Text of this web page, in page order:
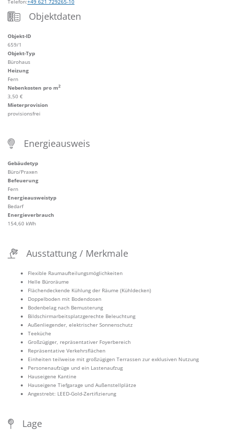
Telefon:+49 621 729265-10
Objektdaten
Objekt-ID
659/1
Objekt-Typ
Bürohaus
Heizung
Fern
Nebenkosten pro m2
3,50 €
Mieterprovision
provisionsfrei
Energieausweis
Gebäudetyp
Büro/Praxen
Befeuerung
Fern
Energieausweistyp
Bedarf
Energieverbrauch
154,60 kWh
Ausstattung / Merkmale
Flexible Raumaufteilungsmöglichkeiten
Helle Büroräume
Flächendeckende Kühlung der Räume (Kühldecken)
Doppelboden mit Bodendosen
Bodenbelag nach Bemusterung
Bildschirmarbeitsplatzgerechte Beleuchtung
Außenliegender, elektrischer Sonnenschutz
Teeküche
Großzügiger, repräsentativer Foyerbereich
Repräsentative Verkehrsflächen
Einheiten teilweise mit großzügigen Terrassen zur exklusiven Nutzung
Personenaufzüge und ein Lastenaufzug
Hauseigene Kantine
Hauseigene Tiefgarage und Außenstellplätze
Angestrebt: LEED-Gold-Zertifizierung
Lage